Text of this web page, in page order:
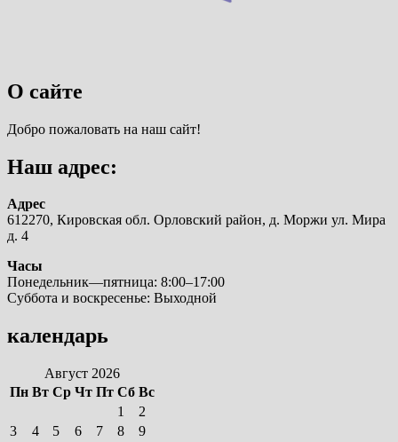
О сайте
Добро пожаловать на наш сайт!
Наш адрес:
Адрес
612270, Кировская обл. Орловский район, д. Моржи ул. Мира
д. 4
Часы
Понедельник—пятница: 8:00–17:00
Суббота и воскресенье: Выходной
календарь
Август 2026
Пн Вт Ср Чт Пт Сб Вс
1
2
3
4 5 6 7 8
9